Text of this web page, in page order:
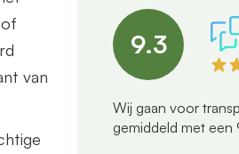
van
9.3
Wij gaan voor
gemiddeld met een